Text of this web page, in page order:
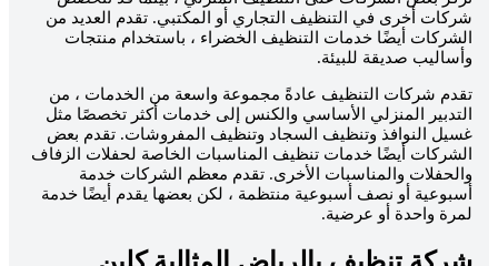
شركات أخرى في التنظيف التجاري أو المكتبي. تقدم العديد من
الشركات أيضًا خدمات التنظيف الخضراء ، باستخدام منتجات
وأساليب صديقة للبيئة.
تقدم شركات التنظيف عادةً مجموعة واسعة من الخدمات ، من
التدبير المنزلي الأساسي والكنس إلى خدمات أكثر تخصصًا مثل
غسيل النوافذ وتنظيف السجاد وتنظيف المفروشات. تقدم بعض
الشركات أيضًا خدمات تنظيف المناسبات الخاصة لحفلات الزفاف
والحفلات والمناسبات الأخرى. تقدم معظم الشركات خدمة
أسبوعية أو نصف أسبوعية منتظمة ، لكن بعضها يقدم أيضًا خدمة
لمرة واحدة أو عرضية.